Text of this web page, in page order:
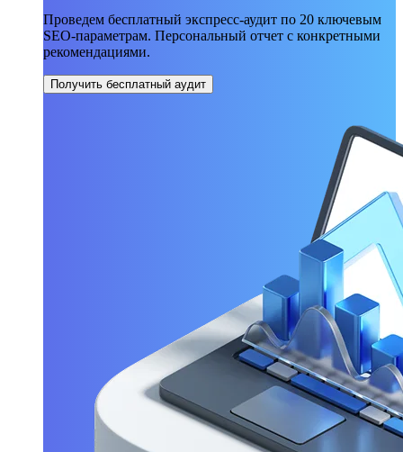
Проведем бесплатный экспресс-аудит по 20 ключевым
SEO-параметрам. Персональный отчет с конкретными
рекомендациями.
Получить бесплатный аудит